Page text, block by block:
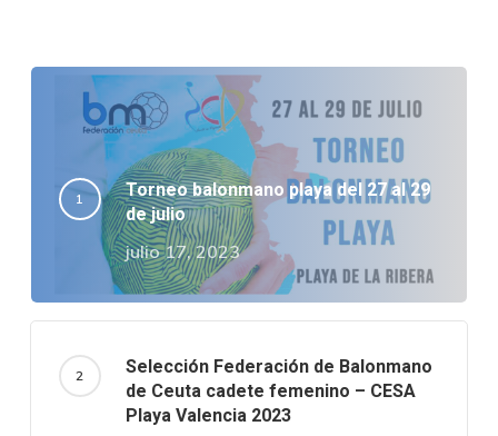
Torneo balonmano playa del 27 al 29
de julio
julio 17, 2023
Selección Federación de Balonmano
de Ceuta cadete femenino – CESA
Playa Valencia 2023